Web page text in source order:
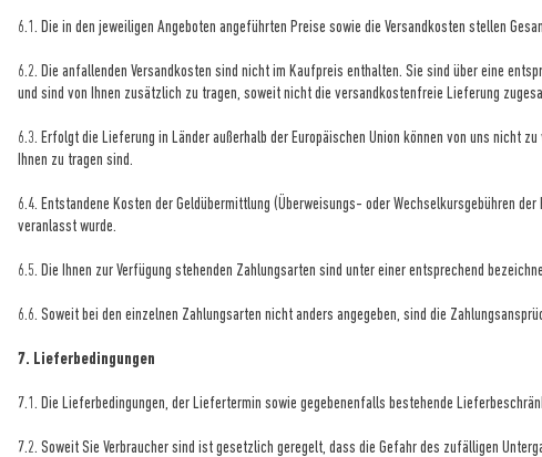
6.1. Die in den jeweiligen Angeboten angeführten Preise sowie die Versandkosten stellen
6.2. Die anfallenden Versandkosten sind nicht im Kaufpreis enthalten. Sie sind über eine
und sind von Ihnen zusätzlich zu tragen, soweit nicht die versandkostenfreie Lieferung
6.3. Erfolgt die Lieferung in Länder außerhalb der Europäischen Union können von uns nicht
Ihnen zu tragen sind.
6.4. Entstandene Kosten der Geldübermittlung (Überweisungs- oder Wechselkursgebühren
veranlasst wurde.
6.5. Die Ihnen zur Verfügung stehenden Zahlungsarten sind unter einer entsprechend
6.6. Soweit bei den einzelnen Zahlungsarten nicht anders angegeben, sind die
7. Lieferbedingungen
7.1. Die Lieferbedingungen, der Liefertermin sowie gegebenenfalls bestehende
7.2. Soweit Sie Verbraucher sind ist gesetzlich geregelt, dass die Gefahr des zufälligen